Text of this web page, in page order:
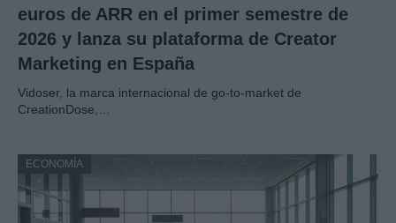
euros de ARR en el primer semestre de
2026 y lanza su plataforma de Creator
Marketing en España
Vidoser, la marca internacional de go-to-market de
CreationDose,…
ECONOMÍA